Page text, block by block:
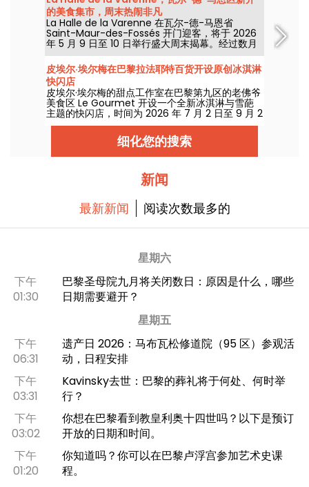
的美食集市，周末热闹非凡
La Halle de la Varenne 在瓦尔-德-马恩省
Saint-Maur-des-Fossés 开门迎客，将于 2026
年 5 月 9 日至 10 日举行盛大周末揭幕。经过数月
施工的改造后，这座焕新后的美食市场将带来全新
体验，欢迎前来一探风采，4 月 30 日（周四）起
就可抢先体验， accompanying 超值低价。
皮埃尔·埃尔梅在巴黎拉法耶特百货开设原创冰淇淋
快闪店
皮埃尔·埃尔梅的甜点工作室在巴黎第九区的老佛爷
美食区 Le Gourmet 开设一个全新冰淇淋与雪葩
主题的快闪店，时间为 2026 年 7 月 2 日至 9 月 2
日。我们去试吃他的新款冰冻布里欧修、植物奶味
甜筒，以及香气浓郁、口感丰富的冰淇淋球。
细化您的搜索
新闻
最新新闻 阅读次数最多的
星期六
下午
01:30
巴黎圣母院九月将关闭数日：原因是什么，哪些
日期需要避开？
星期五
下午
06:31
遗产日 2026：马布瓦松修道院（95 区）参观活
动，日程安排
下午
03:31
Kavinsky去世：巴黎的葬礼将于何处、何时举
行？
下午
03:02
你想在巴黎看到教皇利奥十四世吗？以下是预订
开放的日期和时间。
下午
01:20
你知道吗？你可以在巴黎卢浮宫参加艺术史课
程。